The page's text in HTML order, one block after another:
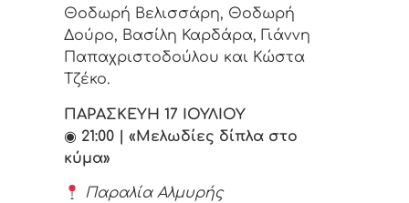
Θοδωρή Βελισσάρη, Θοδωρή
Δούρο, Βασίλη Καρδάρα, Γιάννη
Παπαχριστοδούλου και Κώστα
Τζέκο.
ΠΑΡΑΣΚΕΥΗ 17 ΙΟΥΛΙΟΥ
◉ 21:00 | «Μελωδίες δίπλα στο
κύμα»
Παραλία Αλμυρής